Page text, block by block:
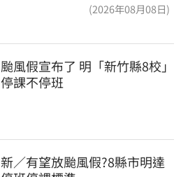
(2026年08月08日)
颱風假宣布了 明「新竹縣8校」
停課不停班
新／有望放颱風假?8縣市明達